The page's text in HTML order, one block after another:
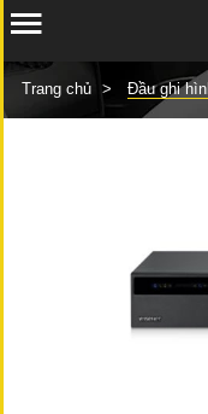
Trang chủ Đầu ghi